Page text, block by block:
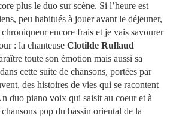
plus le duo sur scène. Si l’heure est
peu habitués à jouer avant le déjeuner,
encore frais et je vais savourer
: la chanteuse Clotilde Rullaud
toute son émotion mais aussi sa
cette suite de chansons, portées par
des histoires de vies qui se racontent
duo piano voix qui saisit au coeur et à
pop du bassin oriental de la